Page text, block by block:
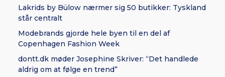
Lakrids by Bülow nærmer sig 50 butikker: Tyskland
står centralt
Modebrands gjorde hele byen til en del af
Copenhagen Fashion Week
dontt.dk møder Josephine Skriver: “Det handlede
aldrig om at følge en trend”